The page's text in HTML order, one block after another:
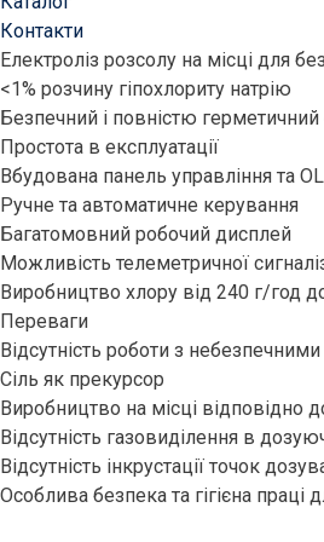
Контакти
Електроліз розсолу на місці для
<1% розчину гіпохлориту натрію
Безпечний і повністю
Простота в експлуатації
Вбудована панель управління та
Ручне та автоматичне керування
Багатомовний робочий дисплей
Можливість телеметричної
Виробництво хлору від 240 г/год
Переваги
Відсутність роботи з
Сіль як прекурсор
Виробництво на місці відповідно
Відсутність газовиділення в
Відсутність інкрустації точок
Особлива безпека та гігієна праці